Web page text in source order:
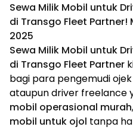
Sewa Milik Mobil untuk
di Transgo Fleet Partner!
2025
Sewa Milik Mobil untuk
di Transgo Fleet Partner
bagi para pengemudi
ataupun driver freelance
mobil operasional murah,
mobil untuk ojol tanpa